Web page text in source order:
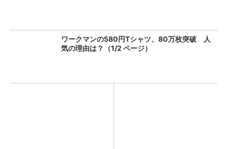
ワークマンの580円Tシャツ、80万枚突破 人
気の理由は？（1/2 ページ）